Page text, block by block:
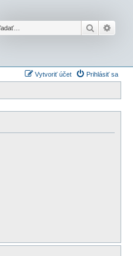
Hľadať
Prihlásiť sa
Vytvoriť účet